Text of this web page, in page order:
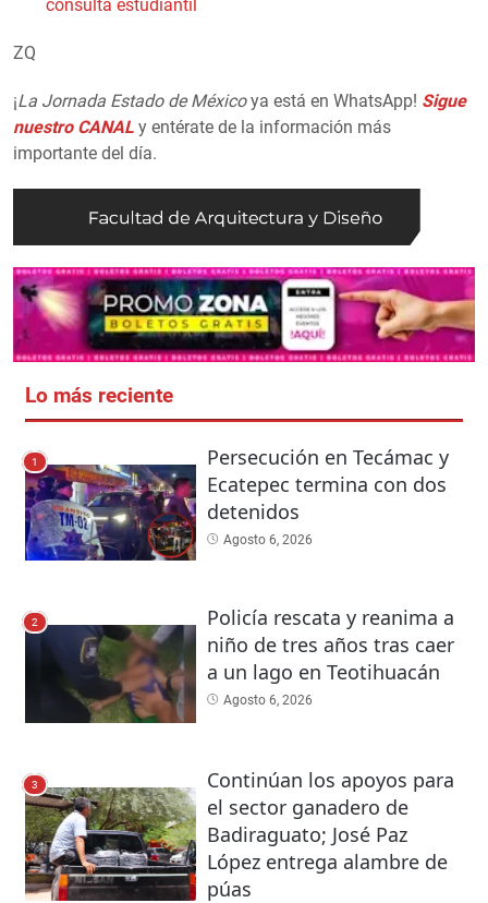
consulta estudiantil
ZQ
¡La Jornada Estado de Méxicoya está en WhatsApp! Sigue
nuestro CANAL y entérate de la información más
importante del día.
Lo más reciente
1
Persecución en Tecámac y
Ecatepec termina con dos
detenidos
Agosto 6, 2026
2
Policía rescata y reanima a
niño de tres años tras caer
a un lago en Teotihuacán
Agosto 6, 2026
3
Continúan los apoyos para
el sector ganadero de
Badiraguato; José Paz
López entrega alambre de
púas